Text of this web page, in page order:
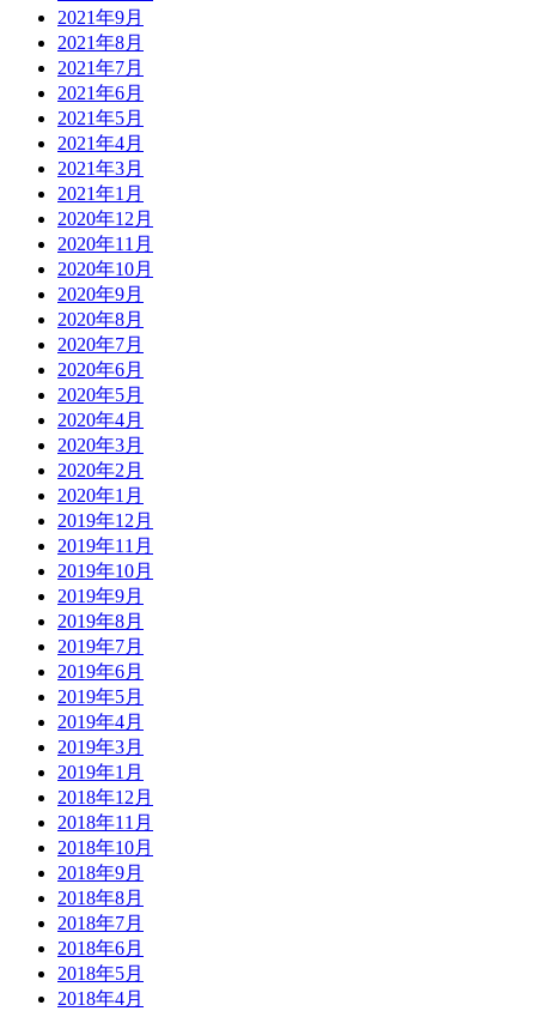
2021年9月
2021年8月
2021年7月
2021年6月
2021年5月
2021年4月
2021年3月
2021年1月
2020年12月
2020年11月
2020年10月
2020年9月
2020年8月
2020年7月
2020年6月
2020年5月
2020年4月
2020年3月
2020年2月
2020年1月
2019年12月
2019年11月
2019年10月
2019年9月
2019年8月
2019年7月
2019年6月
2019年5月
2019年4月
2019年3月
2019年1月
2018年12月
2018年11月
2018年10月
2018年9月
2018年8月
2018年7月
2018年6月
2018年5月
2018年4月